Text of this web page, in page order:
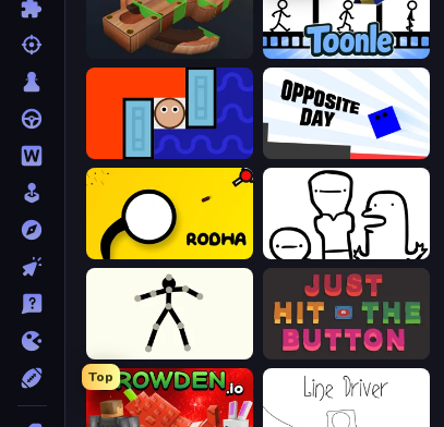
Toonle
Marble Run
Opposite Day
Lava and Aqua
I Don't Even Know
Rodha
Just Hit the Button
Stick Animator
Top